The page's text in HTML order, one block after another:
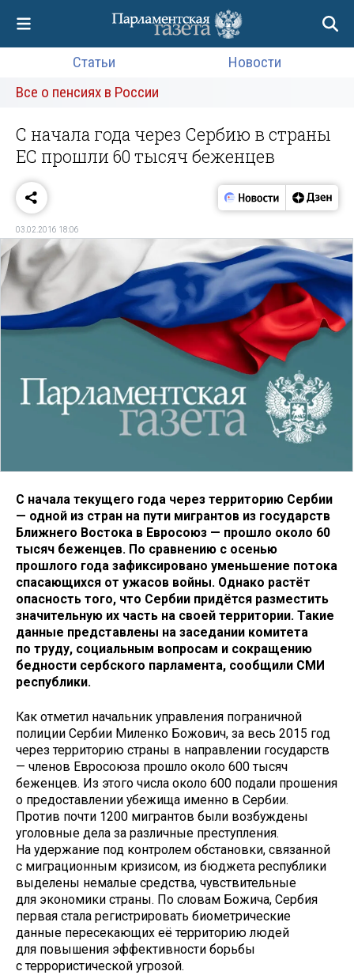
Статьи
Новости
Все о пенсиях в России
С начала года через Сербию в страны
ЕС прошли 60 тысяч беженцев
03.02.2016 18:06
С начала текущего года через территорию Сербии
— одной из стран на пути мигрантов из государств
Ближнего Востока в Евросоюз — прошло около 60
тысяч беженцев. По сравнению с осенью
прошлого года зафиксировано уменьшение потока
спасающихся от ужасов войны. Однако растёт
опасность того, что Сербии придётся разместить
значительную их часть на своей территории. Такие
данные представлены на заседании комитета
по труду, социальным вопросам и сокращению
бедности сербского парламента, сообщили СМИ
республики.
Как отметил начальник управления пограничной
полиции Сербии Миленко Божович, за весь 2015 год
через территорию страны в направлении государств
— членов Евросоюза прошло около 600 тысяч
беженцев. Из этого числа около 600 подали прошения
о предоставлении убежища именно в Сербии.
Против почти 1200 мигрантов были возбуждены
уголовные дела за различные преступления.
На удержание под контролем обстановки, связанной
с миграционным кризисом, из бюджета республики
выделены немалые средства, чувствительные
для экономики страны. По словам Божича, Сербия
первая стала регистрировать биометрические
данные пересекающих её территорию людей
для повышения эффективности борьбы
с террористической угрозой.